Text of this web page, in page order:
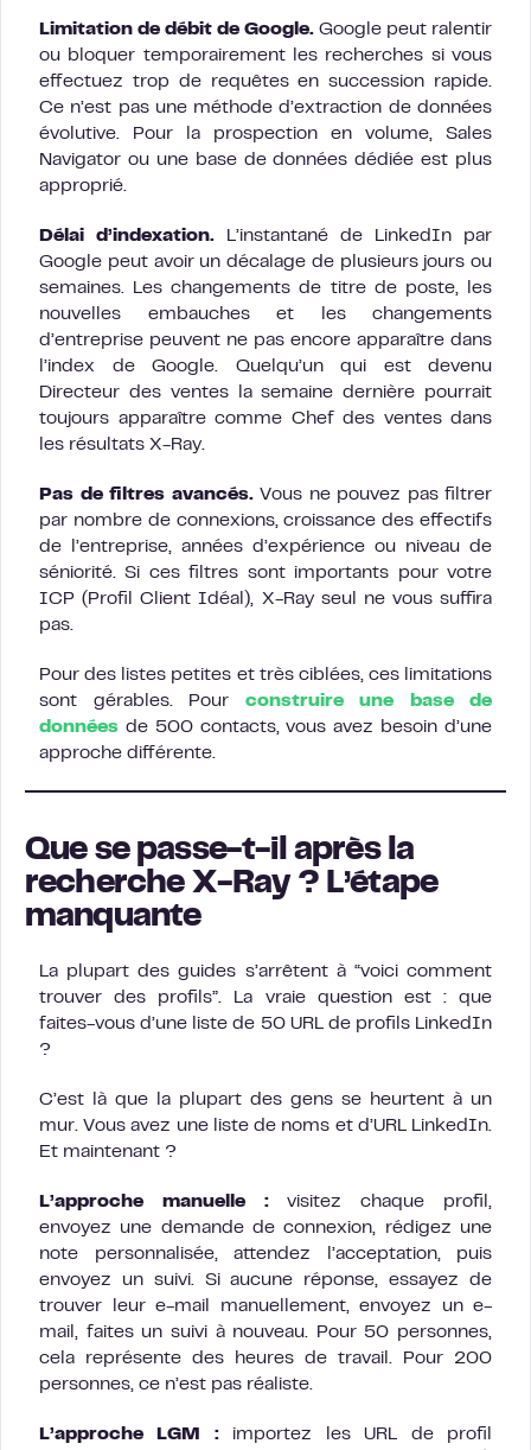
Limitation de débit de Google. Google peut ralentir
ou bloquer temporairement les recherches si vous
effectuez trop de requêtes en succession rapide.
Ce n’est pas une méthode d’extraction de données
évolutive. Pour la prospection en volume, Sales
Navigator ou une base de données dédiée est plus
approprié.
Délai d’indexation. L’instantané de LinkedIn par
Google peut avoir un décalage de plusieurs jours ou
semaines. Les changements de titre de poste, les
nouvelles embauches et les changements
d’entreprise peuvent ne pas encore apparaître dans
l’index de Google. Quelqu’un qui est devenu
Directeur des ventes la semaine dernière pourrait
toujours apparaître comme Chef des ventes dans
les résultats X-Ray.
Pas de filtres avancés.Vous ne pouvez pas filtrer
par nombre de connexions, croissance des effectifs
de l’entreprise, années d’expérience ou niveau de
séniorité. Si ces filtres sont importants pour votre
ICP (Profil Client Idéal), X-Ray seul ne vous suffira
pas.
Pour des listes petites et très ciblées, ces limitations
sont gérables. Pour construire une base de
données de 500 contacts, vous avez besoin d’une
approche différente.
Que se passe-t-il après la
recherche X-Ray ? L’étape
manquante
La plupart des guides s’arrêtent à “voici comment
trouver des profils”. La vraie question est : que
faites-vous d’une liste de 50 URL de profils LinkedIn
?
C’est là que la plupart des gens se heurtent à un
mur. Vous avez une liste de noms et d’URL LinkedIn.
Et maintenant ?
L’approche manuelle :visitez chaque profil,
envoyez une demande de connexion, rédigez une
note personnalisée, attendez l’acceptation, puis
envoyez un suivi. Si aucune réponse, essayez de
trouver leur e-mail manuellement, envoyez un e-
mail, faites un suivi à nouveau. Pour 50 personnes,
cela représente des heures de travail. Pour 200
personnes, ce n’est pas réaliste.
L’approche LGM :importez les URL de profil